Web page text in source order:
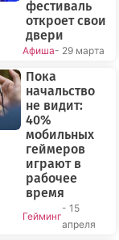
фестиваль
откроет свои
двери
Афиша- 29 марта
Пока
начальство
не видит:
40%
мобильных
геймеров
играют в
рабочее
время
Гейминг
- 15
апреля